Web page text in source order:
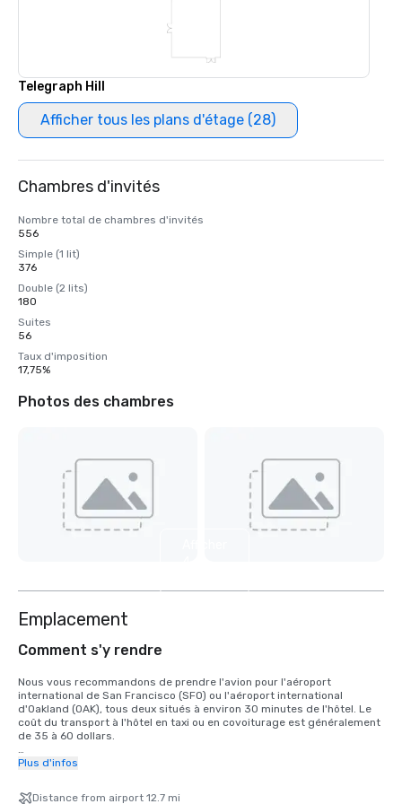
Telegraph Hill
Afficher tous les plans d'étage (28)
Chambres d'invités
Nombre total de chambres d'invités
556
Simple (1 lit)
376
Double (2 lits)
180
Suites
56
Taux d'imposition
17,75%
Photos des chambres
Emplacement
Comment s'y rendre
Nous vous recommandons de prendre l'avion pour l'aéroport
international de San Francisco (SFO) ou l'aéroport international
d'Oakland (OAK), tous deux situés à environ 30 minutes de l'hôtel. Le
coût du transport à l'hôtel en taxi ou en covoiturage est généralement
de 35 à 60 dollars.
Pour les clients qui souhaitent prendre le train, le train Bay Area Rapid
vous suffit de monter à bord de n'importe quel train à destination de
Plus d'infos
Distance from airport 12.7 mi